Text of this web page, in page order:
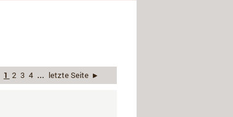
1 2 3 4 ... letzte Seite ›